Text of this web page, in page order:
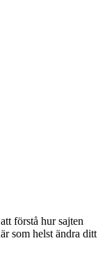
förstå hur sajten
som helst ändra ditt